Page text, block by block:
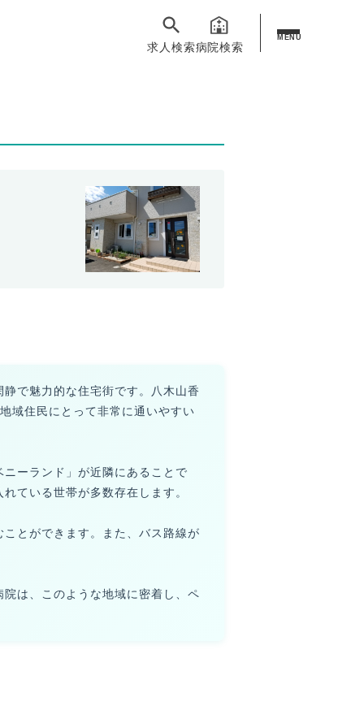
求人検索病院検索
MENU
で魅力的な住宅街です。八木山香
域住民にとって非常に通いやすい
ーランド」が近隣にあることで
ている世帯が多数存在します。
とができます。また、バス路線が
は、このような地域に密着し、ペ